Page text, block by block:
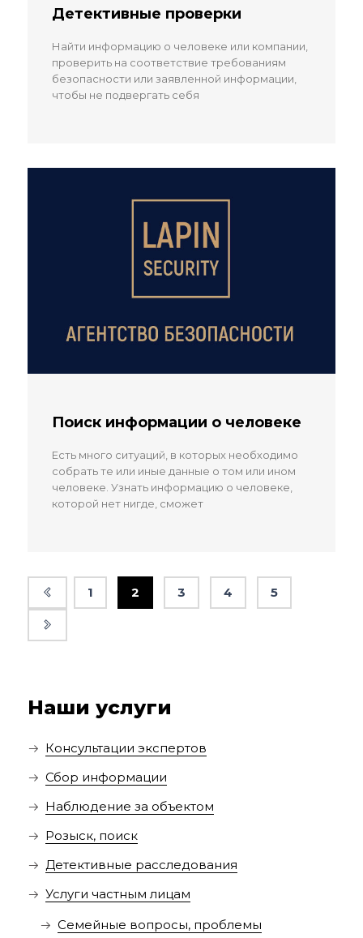
Детективные проверки
Найти информацию о человеке или компании,
проверить на соответствие требованиям
безопасности или заявленной информации,
чтобы не подвергать себя
Поиск информации о человеке
Есть много ситуаций, в которых необходимо
собрать те или иные данные о том или ином
человеке. Узнать информацию о человеке,
которой нет нигде, сможет
1 2 3 4 5
Наши услуги
Консультации экспертов
Сбор информации
Наблюдение за объектом
Розыск, поиск
Детективные расследования
Услуги частным лицам
Семейные вопросы, проблемы